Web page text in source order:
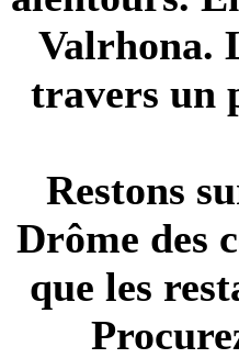
Valrhona.
travers un
Restons
Drôme des
que les